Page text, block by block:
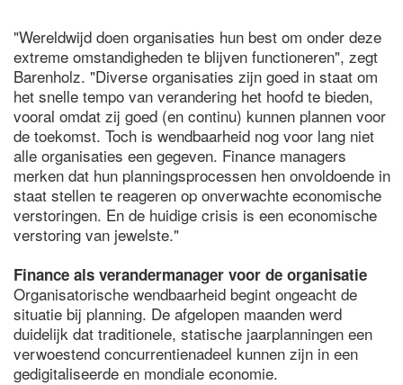
"Wereldwijd doen organisaties hun best om onder deze
extreme omstandigheden te blijven functioneren", zegt
Barenholz. "Diverse organisaties zijn goed in staat om
het snelle tempo van verandering het hoofd te bieden,
vooral omdat zij goed (en continu) kunnen plannen voor
de toekomst. Toch is wendbaarheid nog voor lang niet
alle organisaties een gegeven. Finance managers
merken dat hun planningsprocessen hen onvoldoende in
staat stellen te reageren op onverwachte economische
verstoringen. En de huidige crisis is een economische
verstoring van jewelste."
Finance als verandermanager voor de organisatie
Organisatorische wendbaarheid begint ongeacht de
situatie bij planning. De afgelopen maanden werd
duidelijk dat traditionele, statische jaarplanningen een
verwoestend concurrentienadeel kunnen zijn in een
gedigitaliseerde en mondiale economie.